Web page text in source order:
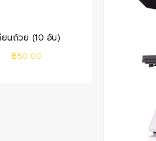
ยนถ้วย (10 อัน)
฿50.00